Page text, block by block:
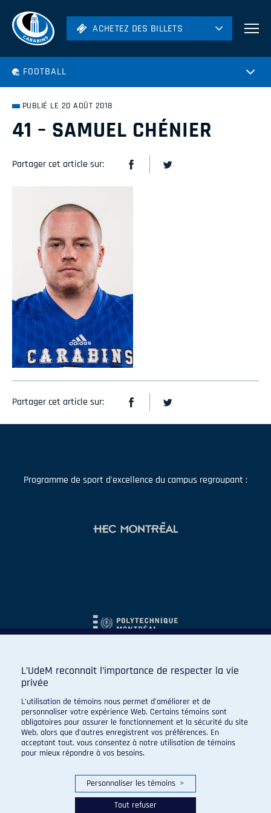
ACHETEZ DES BILLETS
ACHETEZ DES BILLETS
FOOTBALL
PUBLIÉ LE 20 AOÛT 2018
41 – SAMUEL CHÉNIER
Partager cet article sur:
Partager cet article sur:
Programme de sport d'excellence du campus regroupant :
L’UdeM reconnaît l’importance de respecter la vie
privée
L’utilisation de témoins nous permet d’améliorer et de
personnaliser votre expérience Web. Certains témoins sont
obligatoires pour assurer le fonctionnement et la sécurité du site
Web, alors que d’autres enregistrent vos préférences. En
acceptant tout, vous consentez à notre utilisation de témoins
pour mieux répondre à vos besoins.
Personnaliser les témoins >
Tout refuser